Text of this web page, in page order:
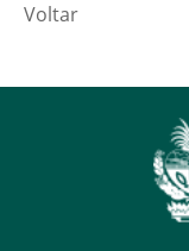
Voltar